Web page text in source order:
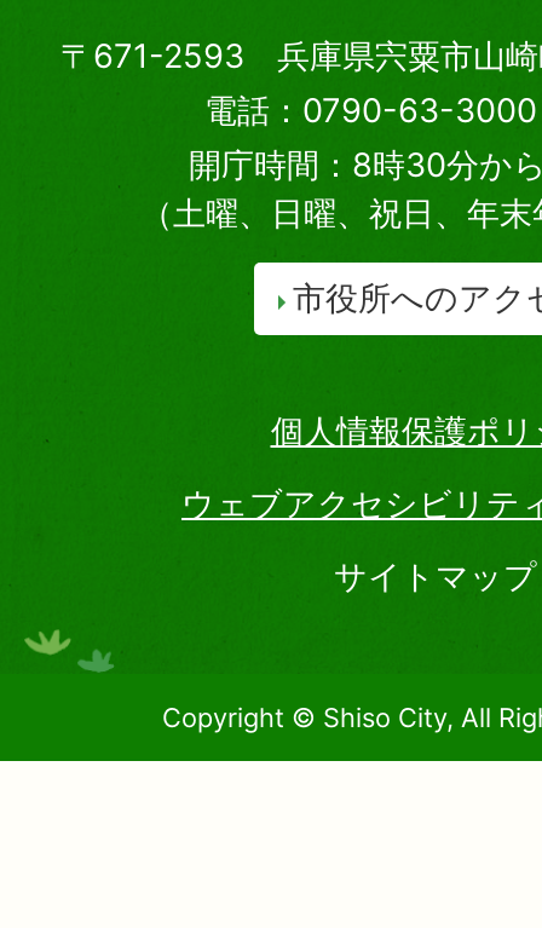
〒671-2593 兵庫県宍粟市山崎
電話：0790-63-3000
開庁時間：8時30分か
（土曜、日曜、祝日、年
市役所へのアク
個人情報保護ポ
ウェブアクセシビリテ
サイトマップ
Copyright © Shiso City, All